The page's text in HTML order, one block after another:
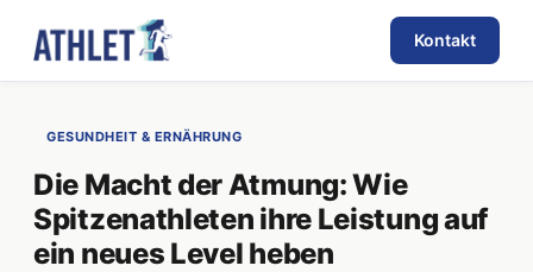
Kontakt
GESUNDHEIT & ERNÄHRUNG
Die Macht der Atmung: Wie
Spitzenathleten ihre Leistung auf
ein neues Level heben